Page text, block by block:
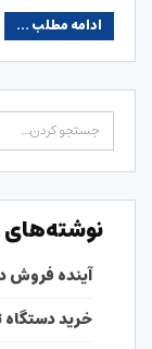
ادامه مطلب ...
نوشته‌های
آینده فروش
خرید دستگاه